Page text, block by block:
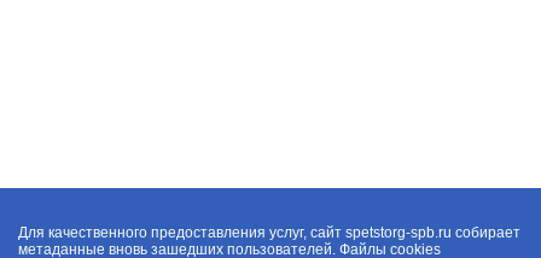
Для качественного предоставления услуг, сайт spetstorg-spb.ru собирает
метаданные вновь зашедших пользователей. Файлы cookies